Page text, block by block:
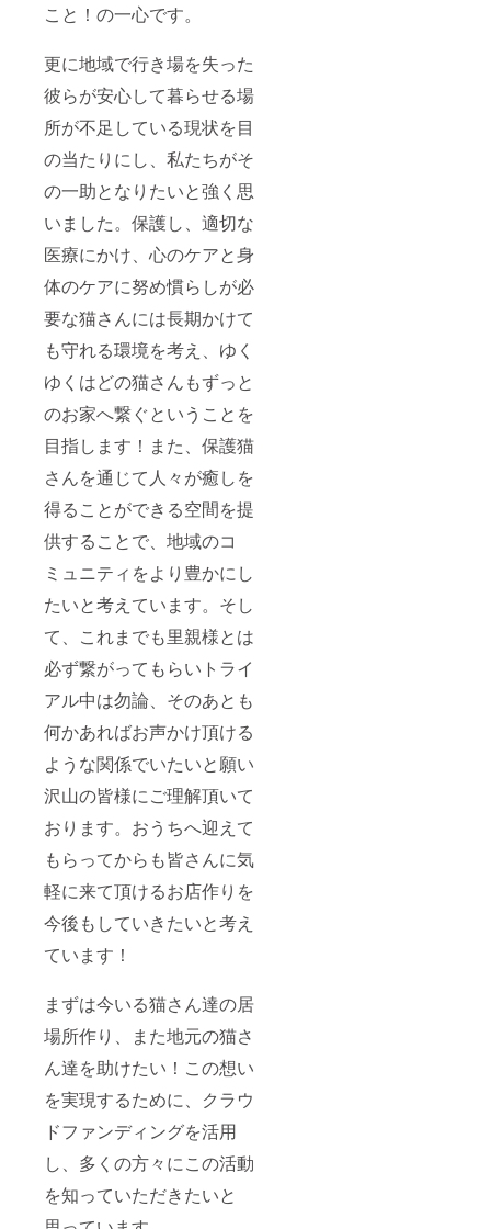
こと！の一心です。
更に地域で行き場を失った
彼らが安心して暮らせる場
所が不足している現状を目
の当たりにし、私たちがそ
の一助となりたいと強く思
いました。保護し、適切な
医療にかけ、心のケアと身
体のケアに努め慣らしが必
要な猫さんには長期かけて
も守れる環境を考え、ゆく
ゆくはどの猫さんもずっと
のお家へ繋ぐということを
目指します！また、保護猫
さんを通じて人々が癒しを
得ることができる空間を提
供することで、地域のコ
ミュニティをより豊かにし
たいと考えています。そし
て、これまでも里親様とは
必ず繋がってもらいトライ
アル中は勿論、そのあとも
何かあればお声かけ頂ける
ような関係でいたいと願い
沢山の皆様にご理解頂いて
おります。おうちへ迎えて
もらってからも皆さんに気
軽に来て頂けるお店作りを
今後もしていきたいと考え
ています！
まずは今いる猫さん達の居
場所作り、また地元の猫さ
ん達を助けたい！この想い
を実現するために、クラウ
ドファンディングを活用
し、多くの方々にこの活動
を知っていただきたいと